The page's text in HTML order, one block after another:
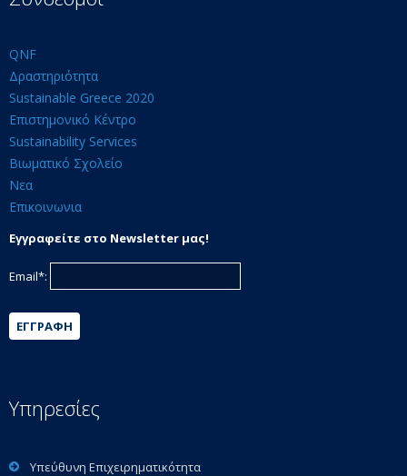
QNF
Δραστηριότητα
Sustainable Greece 2020
Επιστημονικό Κέντρο
Sustainability Services
Βιωματικό Σχολείο
Νεα
Επικοινωνια
Εγγραφείτε στο Newsletter μας!
Email*:
ΕΓΓΡΑΦΉ
Υπηρεσίες
Υπεύθυνη Επιχειρηματικότητα